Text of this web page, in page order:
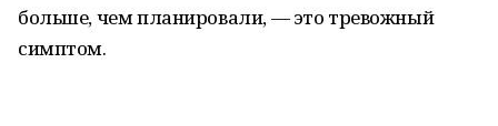
больше, чем планировали, — это тревожный
симптом.